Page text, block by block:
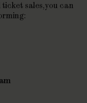
sales, you can